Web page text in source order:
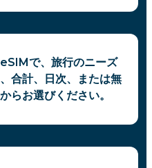
で、旅行のニーズ
合計、日次、または無
らお選びください。